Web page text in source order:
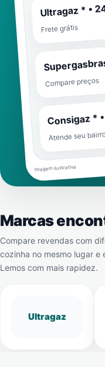
Ultragaz * •
Frete grátis
Compare preços
Consigaz *
Atende seu
Imagem ilustrativa
Marcas
Compare revendas com
cozinha no mesmo lugar e
Lemos com mais rapidez.
Ultragaz